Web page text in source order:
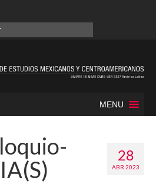
MENU
28
ABR 2023